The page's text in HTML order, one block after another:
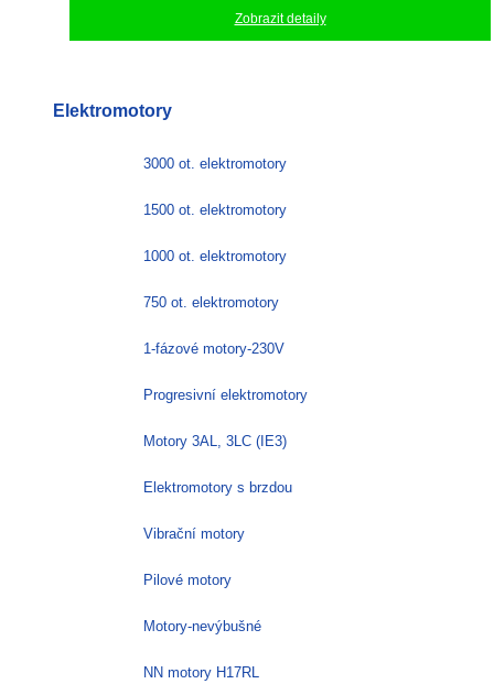
Zobrazit detaily
Elektromotory
3000 ot. elektromotory
1500 ot. elektromotory
1000 ot. elektromotory
750 ot. elektromotory
1-fázové motory-230V
Progresivní elektromotory
Motory 3AL, 3LC (IE3)
Elektromotory s brzdou
Vibrační motory
Pilové motory
Motory-nevýbušné
NN motory H17RL